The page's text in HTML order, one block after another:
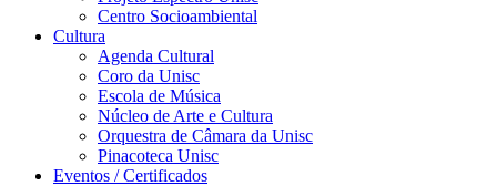
Centro Socioambiental
Cultura
Agenda Cultural
Coro da Unisc
Escola de Música
Núcleo de Arte e Cultura
Orquestra de Câmara da Unisc
Pinacoteca Unisc
Eventos / Certificados